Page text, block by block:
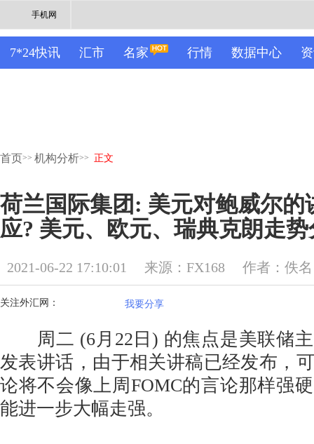
手机网
7*24快讯 汇市 名家 行情 数据中心
首页>> 机构分析>> 正文
荷兰国际集团: 美元对鲍威尔的
应? 美元、欧元、瑞典克朗走
2021-06-22 17:10:01 来源：FX168 作者：佚名
关注外汇网： 我要分享
周二 (6月22日) 的焦点是美联储主
发表讲话，由于相关讲稿已经发布，
论将不会像上周FOMC的言论那样强
能进一步大幅走强。